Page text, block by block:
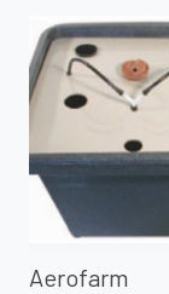
Aerofarm